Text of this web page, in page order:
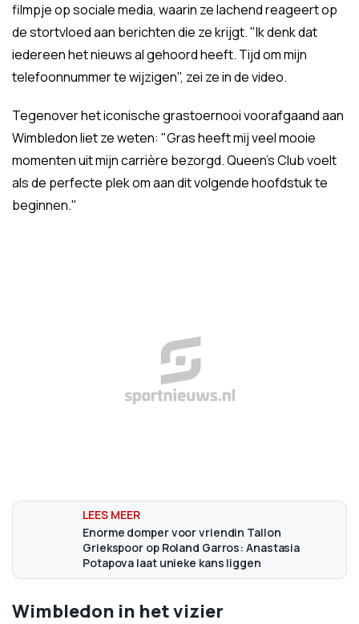
filmpje op sociale media, waarin ze lachend reageert op
de stortvloed aan berichten die ze krijgt. "Ik denk dat
iedereen het nieuws al gehoord heeft. Tijd om mijn
telefoonnummer te wijzigen", zei ze in de video.
Tegenover het iconische grastoernooi voorafgaand aan
Wimbledon liet ze weten: "Gras heeft mij veel mooie
momenten uit mijn carrière bezorgd. Queen's Club voelt
als de perfecte plek om aan dit volgende hoofdstuk te
beginnen."
Enorme domper voor vriendin Tallon
Griekspoor op Roland Garros: Anastasia
Potapova laat unieke kans liggen
Wimbledon in het vizier